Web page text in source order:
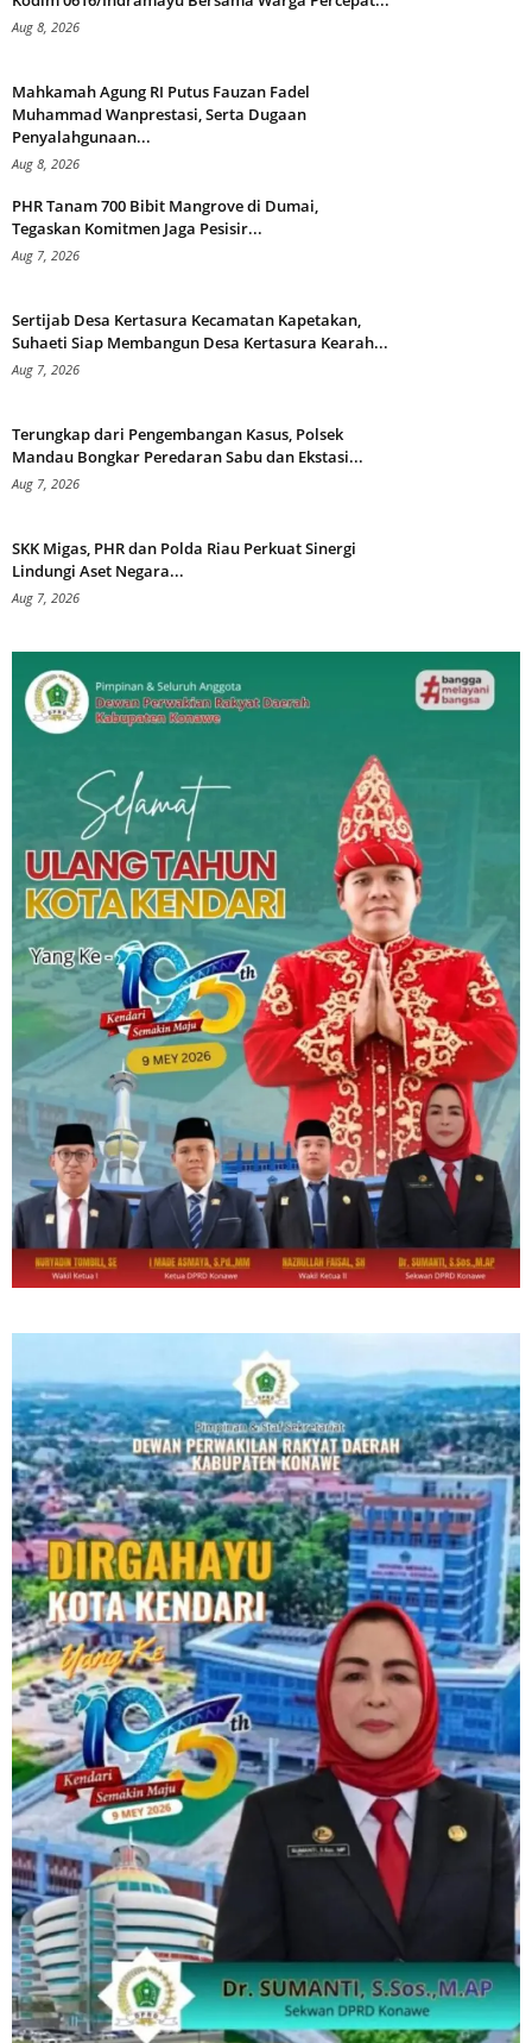
Aug 8, 2026
Mahkamah Agung RI Putus Fauzan Fadel
Muhammad Wanprestasi, Serta Dugaan
Penyalahgunaan...
Aug 8, 2026
PHR Tanam 700 Bibit Mangrove di Dumai,
Tegaskan Komitmen Jaga Pesisir...
Aug 7, 2026
Sertijab Desa Kertasura Kecamatan Kapetakan,
Suhaeti Siap Membangun Desa Kertasura Kearah...
Aug 7, 2026
Terungkap dari Pengembangan Kasus, Polsek
Mandau Bongkar Peredaran Sabu dan Ekstasi...
Aug 7, 2026
SKK Migas, PHR dan Polda Riau Perkuat Sinergi
Lindungi Aset Negara...
Aug 7, 2026